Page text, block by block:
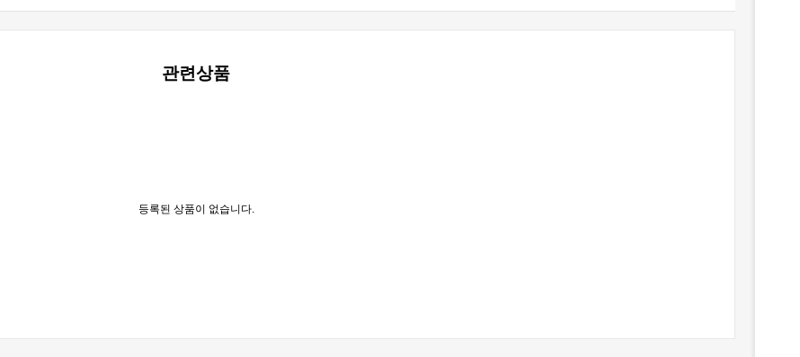
관련상품
등록된 상품이 없습니다.